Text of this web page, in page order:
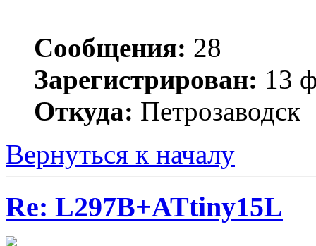
Сообщения: 28
Зарегистрирован: 13
Откуда: Петрозаводск
Вернуться к началу
Re: L297B+ATtiny15L